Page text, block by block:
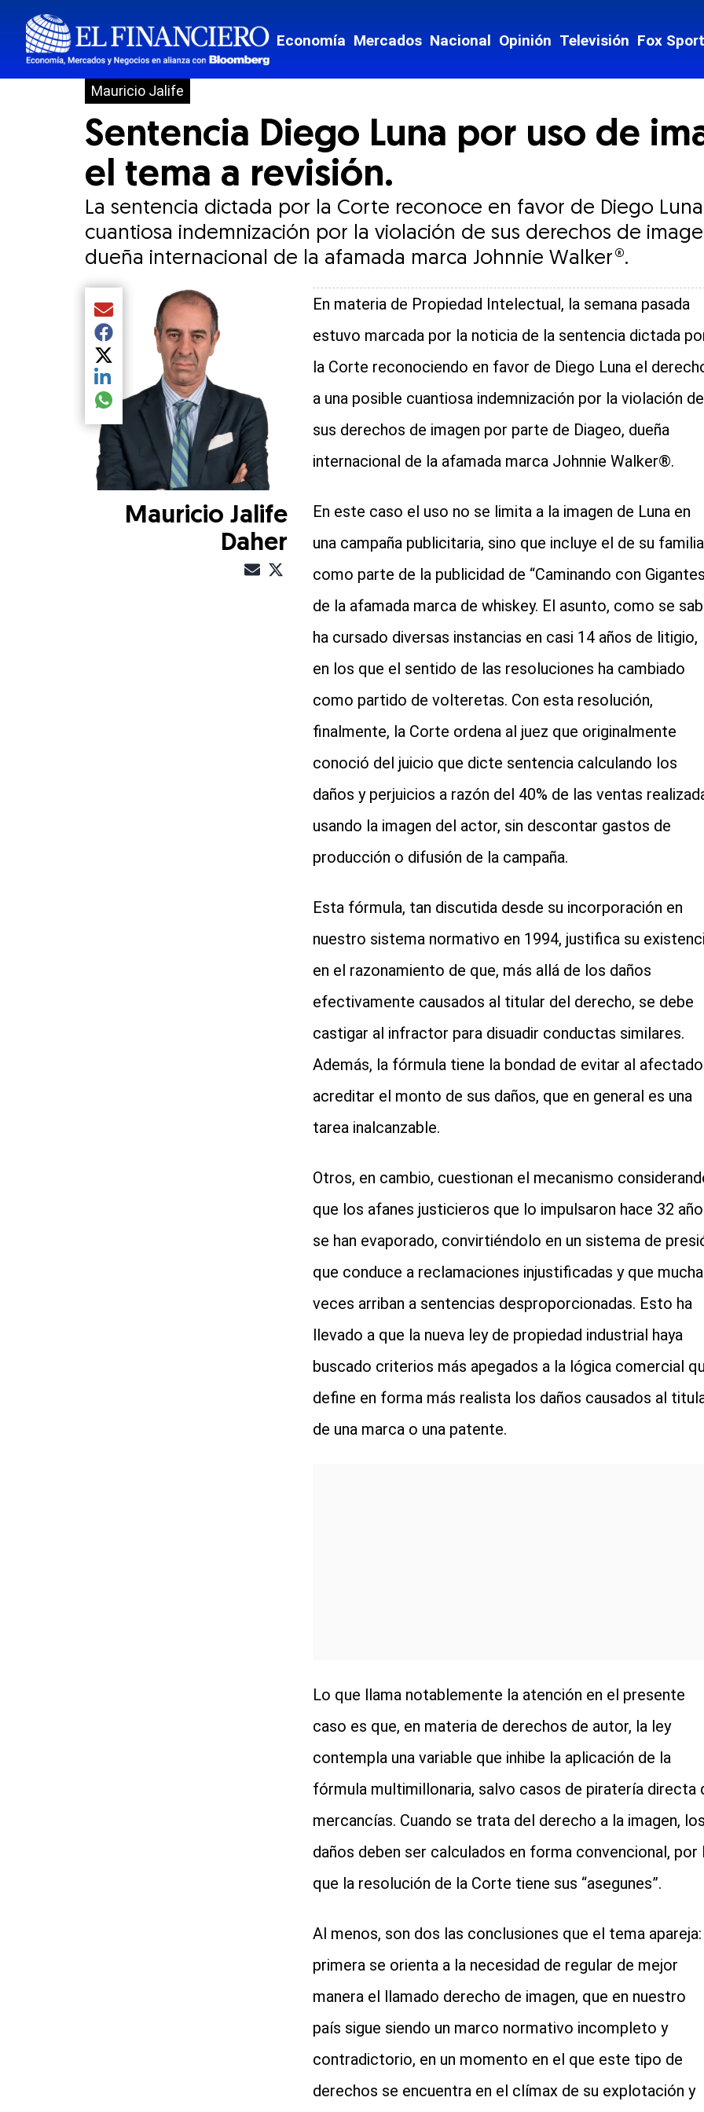
Economía Mercados Nacional Opinión Televisión Fox
Mauricio Jalife
Sentencia Diego Luna por uso de
el tema a revisión.
La sentencia dictada por la Corte reconoce en favor de Diego
cuantiosa indemnización por la violación de sus derechos de
dueña internacional de la afamada marca Johnnie Walker®.
Compartir el artículo actual mediante Email
Compartir el artículo actual mediante Facebook
Compartir el artículo actual mediante Twitter
Compartir el artículo actual mediante LinkedIn
Compartir el artículo actual mediante global.social-whatsapp
Mauricio Jalife
Daher
En materia de Propiedad Intelectual, la semana pasada
estuvo marcada por la noticia de la sentencia dictada
la Corte reconociendo en favor de Diego Luna el
a una posible cuantiosa indemnización por la violación de
sus derechos de imagen por parte de Diageo, dueña
internacional de la afamada marca Johnnie Walker®.
En este caso el uso no se limita a la imagen de Luna en
una campaña publicitaria, sino que incluye el de su familia
como parte de la publicidad de “Caminando con
de la afamada marca de whiskey. El asunto, como se
ha cursado diversas instancias en casi 14 años de litigio,
en los que el sentido de las resoluciones ha cambiado
como partido de volteretas. Con esta resolución,
finalmente, la Corte ordena al juez que originalmente
conoció del juicio que dicte sentencia calculando los
daños y perjuicios a razón del 40% de las ventas
usando la imagen del actor, sin descontar gastos de
producción o difusión de la campaña.
Esta fórmula, tan discutida desde su incorporación en
nuestro sistema normativo en 1994, justifica su
en el razonamiento de que, más allá de los daños
efectivamente causados al titular del derecho, se debe
castigar al infractor para disuadir conductas similares.
Además, la fórmula tiene la bondad de evitar al afectado
acreditar el monto de sus daños, que en general es una
tarea inalcanzable.
Otros, en cambio, cuestionan el mecanismo
que los afanes justicieros que lo impulsaron hace 32
se han evaporado, convirtiéndolo en un sistema de
que conduce a reclamaciones injustificadas y que
veces arriban a sentencias desproporcionadas. Esto ha
llevado a que la nueva ley de propiedad industrial haya
buscado criterios más apegados a la lógica comercial
define en forma más realista los daños causados al
de una marca o una patente.
Lo que llama notablemente la atención en el presente
caso es que, en materia de derechos de autor, la ley
contempla una variable que inhibe la aplicación de la
fórmula multimillonaria, salvo casos de piratería directa
mercancías. Cuando se trata del derecho a la imagen, los
daños deben ser calculados en forma convencional, por
que la resolución de la Corte tiene sus “asegunes”.
Al menos, son dos las conclusiones que el tema
primera se orienta a la necesidad de regular de mejor
manera el llamado derecho de imagen, que en nuestro
país sigue siendo un marco normativo incompleto y
contradictorio, en un momento en el que este tipo de
derechos se encuentra en el clímax de su explotación y